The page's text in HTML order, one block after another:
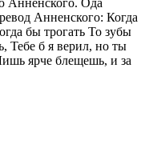
Анненского: Когда
бы трогать То зубы
Тебе б я верил, но ты
ярче блещешь, и за